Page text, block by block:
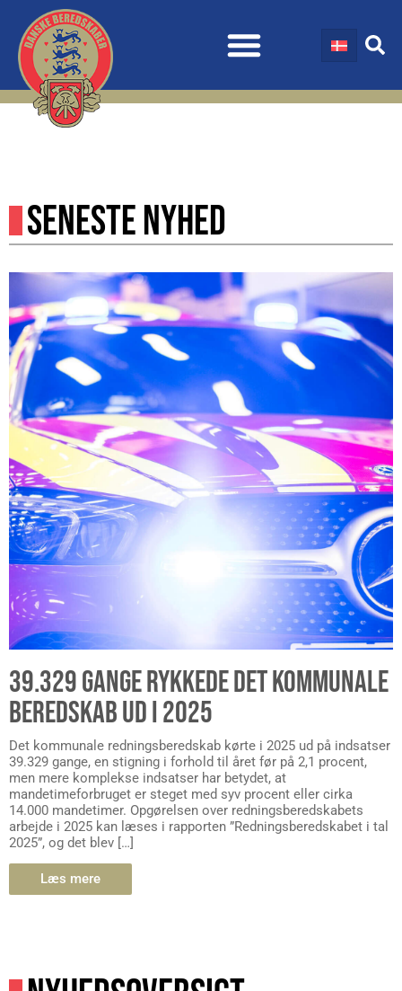
SENESTE NYHED
39.329 GANGE RYKKEDE DET KOMMUNALE
BEREDSKAB UD I 2025
Det kommunale redningsberedskab kørte i 2025 ud på indsatser
39.329 gange, en stigning i forhold til året før på 2,1 procent,
men mere komplekse indsatser har betydet, at
mandetimeforbruget er steget med syv procent eller cirka
14.000 mandetimer. Opgørelsen over redningsberedskabets
arbejde i 2025 kan læses i rapporten ”Redningsberedskabet i tal
2025”, og det blev […]
Læs mere